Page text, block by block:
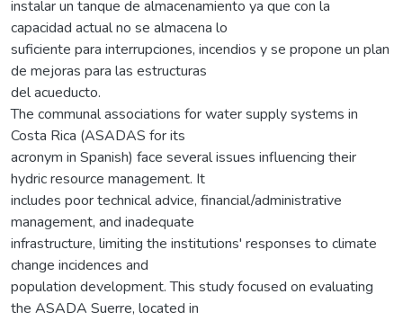
instalar un tanque de almacenamiento ya que con la
capacidad actual no se almacena lo
suficiente para interrupciones, incendios y se propone un plan
de mejoras para las estructuras
del acueducto.
The communal associations for water supply systems in
Costa Rica (ASADAS for its
acronym in Spanish) face several issues influencing their
hydric resource management. It
includes poor technical advice, financial/administrative
management, and inadequate
infrastructure, limiting the institutions' responses to climate
change incidences and
population development. This study focused on evaluating
the ASADA Suerre, located in